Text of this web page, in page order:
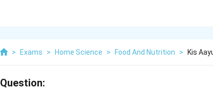
> Exams > Home Science > Food And Nutrition > Kis
Question: